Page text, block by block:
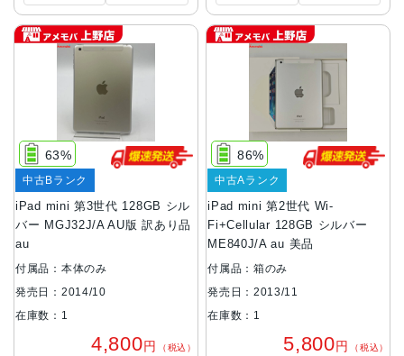
iPad mini 第3世代 128GB シル
バー MGJ32J/A AU版 訳あり品
au
63%
中古Bランク
付属品：本体のみ
発売日：2014/10
在庫数：1
4,800円 （税込）
iPad mini 第2世代 Wi-
Fi+Cellular 128GB シルバー
ME840J/A au 美品
86%
中古Aランク
付属品：箱のみ
発売日：2013/11
在庫数：1
5,800円 （税込）